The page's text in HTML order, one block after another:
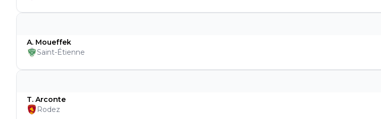
T. Arconte
Rodez
A. Moueffek
Saint-Étienne